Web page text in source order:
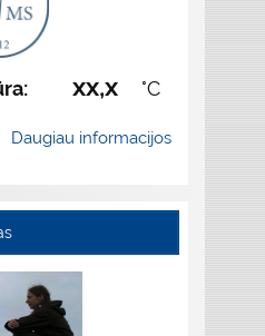
xx,x °C
Daugiau informacijos